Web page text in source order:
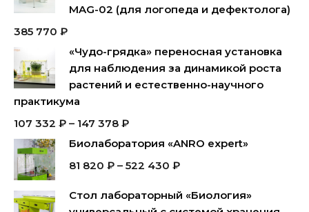
MAG-02 (для логопеда и дефектолога)
385 770 ₽
«Чудо-грядка» переносная установка
для наблюдения за динамикой роста
растений и естественно-научного
практикума
107 332 ₽ – 147 378 ₽
Биолаборатория «ANRO expert»
81 820 ₽ – 522 430 ₽
Стол лабораторный «Биология»